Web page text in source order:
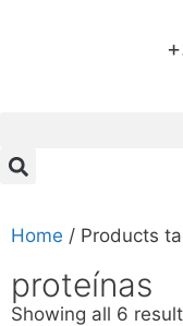
Home / Products
proteínas
Showing all 6